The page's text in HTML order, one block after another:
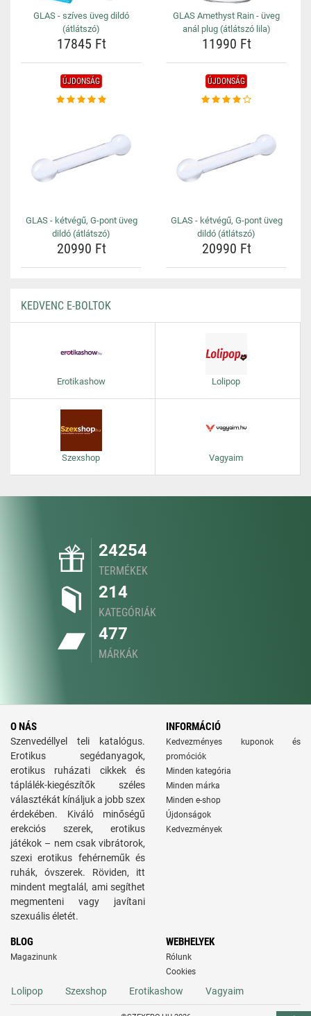
GLAS - szíves üveg dildó
(átlátszó)
17845 Ft
GLAS Amethyst Rain - üveg
anál plug (átlátszó lila)
11990 Ft
ÚJDONSÁG
GLAS - kétvégű, G-pont üveg
dildó (átlátszó)
20990 Ft
ÚJDONSÁG
GLAS - kétvégű, G-pont üveg
dildó (átlátszó)
20990 Ft
KEDVENC E-BOLTOK
Erotikashow Lolipop
Szexshop Vagyaim
24254
TERMÉKEK
214
KATEGÓRIÁK
477
MÁRKÁK
O NÁS
Szenvedéllyel teli katalógus.
Erotikus segédanyagok,
erotikus ruházati cikkek és
táplálék-kiegészítők széles
választékát kínáljuk a jobb szex
érdekében. Kiváló minőségű
erekciós szerek, erotikus
játékok – nem csak vibrátorok,
szexi erotikus fehérneműk és
ruhák, óvszerek. Röviden, itt
mindent megtalál, ami segíthet
megmenteni vagy javítani
szexuális életét.
INFORMÁCIÓ
Kedvezményes kuponok és
promóciók
Minden kategória
Minden márka
Minden e-shop
Újdonságok
Kedvezmények
BLOG
Magazinunk
WEBHELYEK
Rólunk
Cookies
Lolipop Szexshop Erotikashow Vagyaim